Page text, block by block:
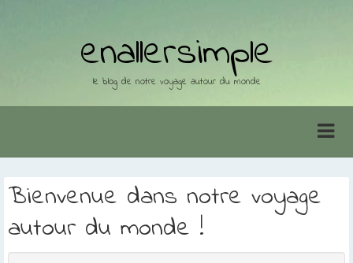
enallersimple
le blog de notre voyage autour du monde
Bienvenue dans notre voyage
autour du monde !